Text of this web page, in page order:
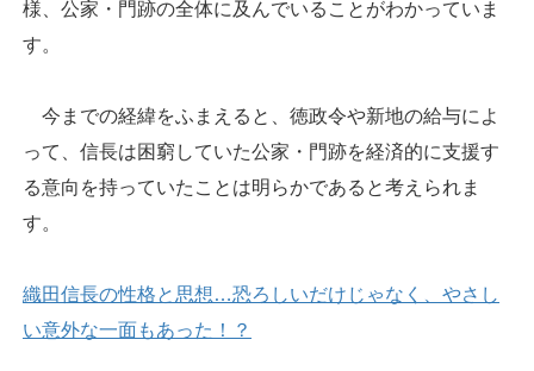
様、公家・門跡の全体に及んでいることがわかっていま
す。
今までの経緯をふまえると、徳政令や新地の給与によ
って、信長は困窮していた公家・門跡を経済的に支援す
る意向を持っていたことは明らかであると考えられま
す。
織田信長の性格と思想…恐ろしいだけじゃなく、やさし
い意外な一面もあった！？